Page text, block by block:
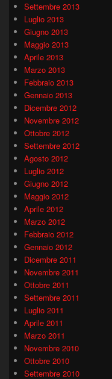
Settembre 2013
Luglio 2013
Giugno 2013
Maggio 2013
Aprile 2013
Marzo 2013
Febbraio 2013
Gennaio 2013
Dicembre 2012
Novembre 2012
Ottobre 2012
Settembre 2012
Agosto 2012
Luglio 2012
Giugno 2012
Maggio 2012
Aprile 2012
Marzo 2012
Febbraio 2012
Gennaio 2012
Dicembre 2011
Novembre 2011
Ottobre 2011
Settembre 2011
Luglio 2011
Aprile 2011
Marzo 2011
Novembre 2010
Ottobre 2010
Settembre 2010